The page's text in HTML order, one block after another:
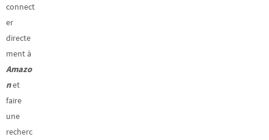
connect
er
directe
ment à
Amazo
net
faire
une
recherc